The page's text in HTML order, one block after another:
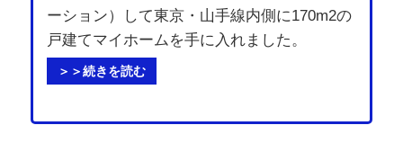
ーション）して東京・山手線内側に170m2の
戸建てマイホームを手に入れました。
＞＞続きを読む